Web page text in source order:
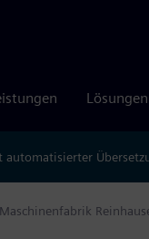
Lösungen
automatisierter
Maschinenfabrik